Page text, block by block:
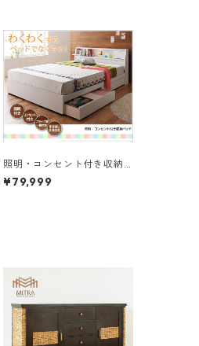
照明・コンセント付き収納
ベッド Miana ミアーナ ボン
ネルコイルマットレス付き
¥79,999